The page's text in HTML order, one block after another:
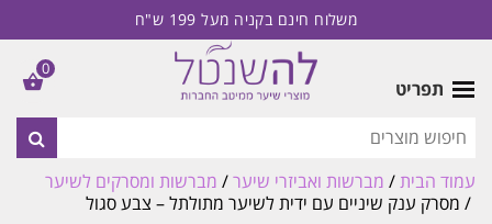
משלוח חינם בקניה מעל 199 ש"ח
תפריט
עמוד הבית/ מברשות ואביזרי שיער/ מברשות ומסרקים לשיער
/ מסרק ענק שיניים עם ידית לשיער מתולתל – צבע סגול
0